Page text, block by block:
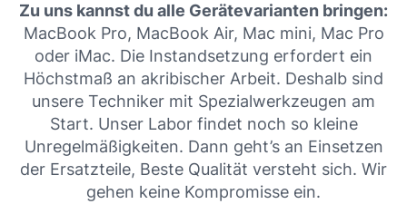
Zu uns kannst du alle Gerätevarianten bringen:
MacBook Pro, MacBook Air, Mac mini, Mac Pro
oder iMac. Die Instandsetzung erfordert ein
Höchstmaß an akribischer Arbeit. Deshalb sind
unsere Techniker mit Spezialwerkzeugen am
Start. Unser Labor findet noch so kleine
Unregelmäßigkeiten. Dann geht’s an Einsetzen
der Ersatzteile, Beste Qualität versteht sich. Wir
gehen keine Kompromisse ein.